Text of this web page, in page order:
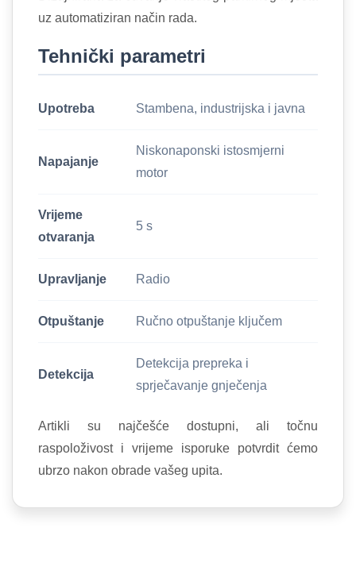
uz automatiziran način rada.
Tehnički parametri
Upotreba Stambena, industrijska i javna
Napajanje
Niskonaponski istosmjerni
motor
Vrijeme
otvaranja
5 s
Upravljanje Radio
Otpuštanje Ručno otpuštanje ključem
Detekcija
Detekcija prepreka i
sprječavanje gnječenja
Artikli su najčešće dostupni, ali točnu
raspoloživost i vrijeme isporuke potvrdit ćemo
ubrzo nakon obrade vašeg upita.